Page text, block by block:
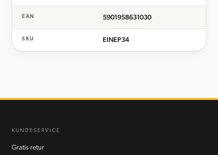
EAN 5901958631030
SKU EINEP34
KUNDESERVICE
Gratis retur